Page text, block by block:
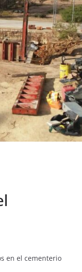
en el cementerio